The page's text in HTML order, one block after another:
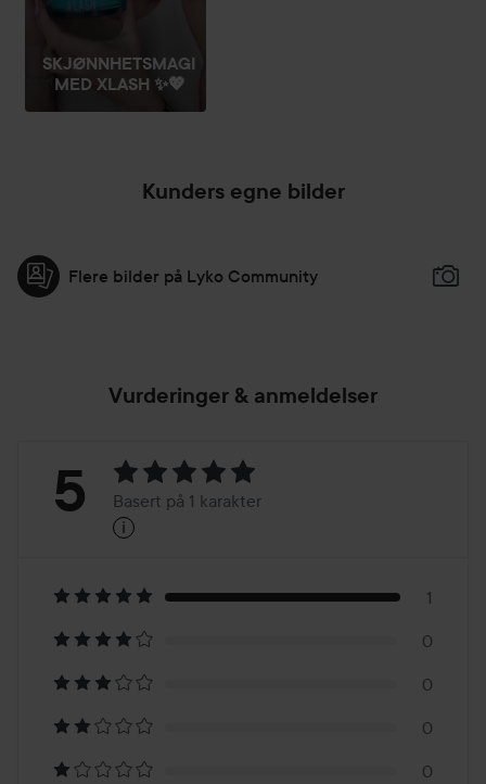
SKJØNNHETSMAGI
MED XLASH ✨💖
Kunders egne bilder
Flere bilder på Lyko Community
Vurderinger & anmeldelser
Vurdering:
Basert
på
1
karakter
5 Basert på 1 karakter
i
1
0
0
0
0